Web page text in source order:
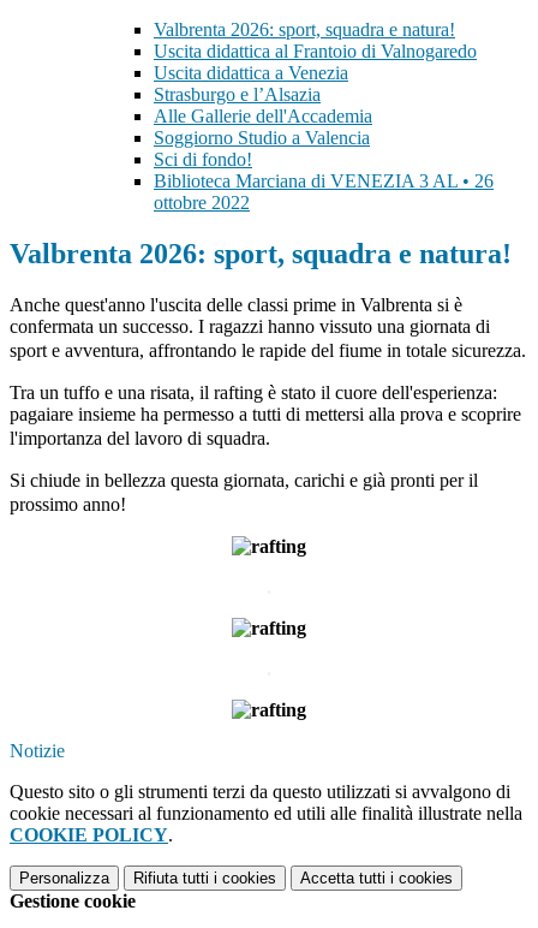
Valbrenta 2026: sport, squadra e natura!
Uscita didattica al Frantoio di Valnogaredo
Uscita didattica a Venezia
Strasburgo e l’Alsazia
Alle Gallerie dell'Accademia
Soggiorno Studio a Valencia
Sci di fondo!
Biblioteca Marciana di VENEZIA 3 AL • 26
ottobre 2022
Valbrenta 2026: sport, squadra e natura!
Anche quest'anno l'uscita delle classi prime in Valbrenta si è
confermata un successo. I ragazzi hanno vissuto una giornata di
sport e avventura, affrontando le rapide del fiume in totale sicurezza.
Tra un tuffo e una risata, il rafting è stato il cuore dell'esperienza:
pagaiare insieme ha permesso a tutti di mettersi alla prova e scoprire
l'importanza del lavoro di squadra.
Si chiude in bellezza questa giornata, carichi e già pronti per il
prossimo anno!
Notizie
Questo sito o gli strumenti terzi da questo utilizzati si avvalgono di
cookie necessari al funzionamento ed utili alle finalità illustrate nella
COOKIE POLICY.
Personalizza Rifiuta tutti i cookies Accetta tutti i cookies
Gestione cookie